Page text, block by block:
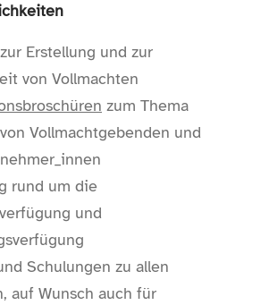
Erstellung und zur
von Vollmachten
zum Thema
Vollmachtgebenden und
rund um die
und
Schulungen zu allen
auf Wunsch auch für